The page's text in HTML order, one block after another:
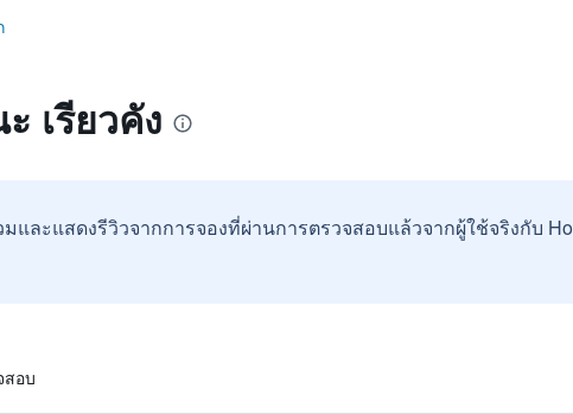
เรียวคัง
มและแสดงรีวิวจากการจองที่ผ่านการตรวจสอบแล้วจากผู้ใช้จริงกับ
สอบ